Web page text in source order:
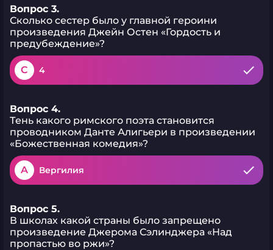
Вопрос 3.
Сколько сестер было у главной героини
произведения Джейн Остен «Гордость и
предубеждение»?
C 4
Вопрос 4.
Тень какого римского поэта становится
проводником Данте Алигьери в произведении
«Божественная комедия»?
A Вергилия
Вопрос 5.
В школах какой страны было запрещено
произведение Джерома Сэлинджера «Над
пропастью во ржи»?